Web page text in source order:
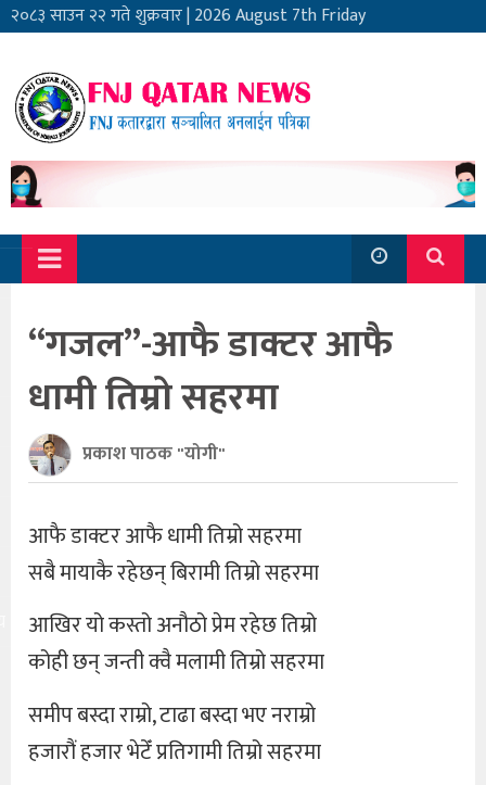
२०८३ साउन २२ गते शुक्रवार|2026 August 7th Friday
“गजल”-आफै डाक्टर आफै
धामी तिम्रो सहरमा
प्रकाश पाठक "योगी"
आफै डाक्टर आफै धामी तिम्रो सहरमा
सबै मायाकै रहेछन् बिरामी तिम्रो सहरमा
आखिर यो कस्तो अनौठो प्रेम रहेछ तिम्रो
कोही छन् जन्ती क्वै मलामी तिम्रो सहरमा
समीप बस्दा राम्रो, टाढा बस्दा भए नराम्रो
हजारौं हजार भेटेँ प्रतिगामी तिम्रो सहरमा